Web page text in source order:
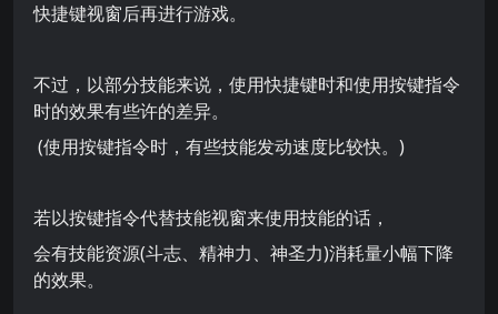
快捷键视窗后再进行游戏。
不过，以部分技能来说，使用快捷键时和使用按键指令
时的效果有些许的差异。
(使用按键指令时，有些技能发动速度比较快。)
若以按键指令代替技能视窗来使用技能的话，
会有技能资源(斗志、精神力、神圣力)消耗量小幅下降
的效果。